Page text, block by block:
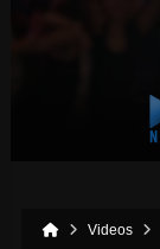
Videos